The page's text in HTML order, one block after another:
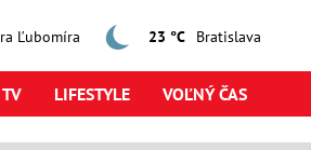
Ľubomíra 23 °C
LIFESTYLE VOĽNÝ ČAS